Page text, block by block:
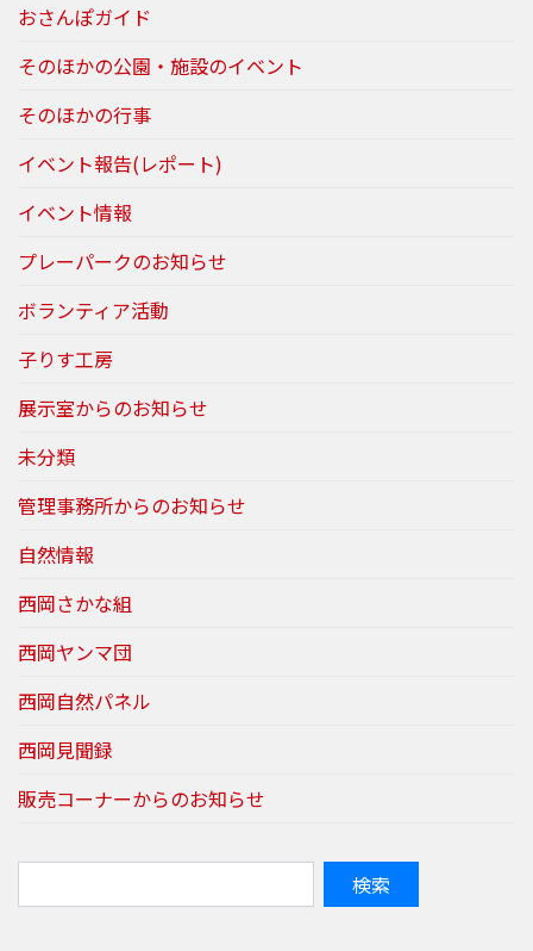
おさんぽガイド
そのほかの公園・施設のイベント
そのほかの行事
イベント報告(レポート)
イベント情報
プレーパークのお知らせ
ボランティア活動
子りす工房
展示室からのお知らせ
未分類
管理事務所からのお知らせ
自然情報
西岡さかな組
西岡ヤンマ団
西岡自然パネル
西岡見聞録
販売コーナーからのお知らせ